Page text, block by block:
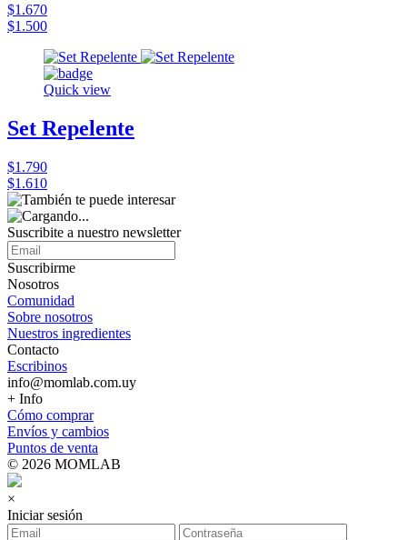
$1.670
$1.500
Quick view
Set Repelente
$1.790
$1.610
Suscribite a nuestro newsletter
Suscribirme
Nosotros
Comunidad
Sobre nosotros
Nuestros ingredientes
Contacto
Escribinos
info@momlab.com.uy
+ Info
Cómo comprar
Envíos y cambios
Puntos de venta
© 2026 MOMLAB
×
Iniciar sesión